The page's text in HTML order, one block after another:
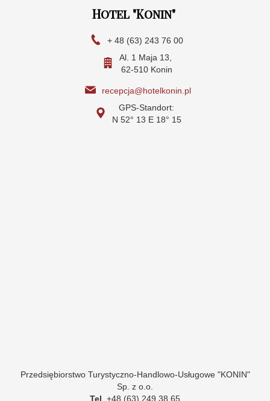
Hotel "Konin"
+ 48 (63) 243 76 00
Al. 1 Maja 13,
62-510 Konin
recepcja@hotelkonin.pl
GPS-Standort:
N 52° 13 E 18° 15
Przedsiębiorstwo Turystyczno-Handlowo-Usługowe "KONIN"
Sp. z o.o.
Tel . +48 (63) 249 38 65